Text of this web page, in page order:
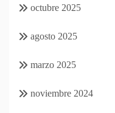
octubre 2025
agosto 2025
marzo 2025
noviembre 2024